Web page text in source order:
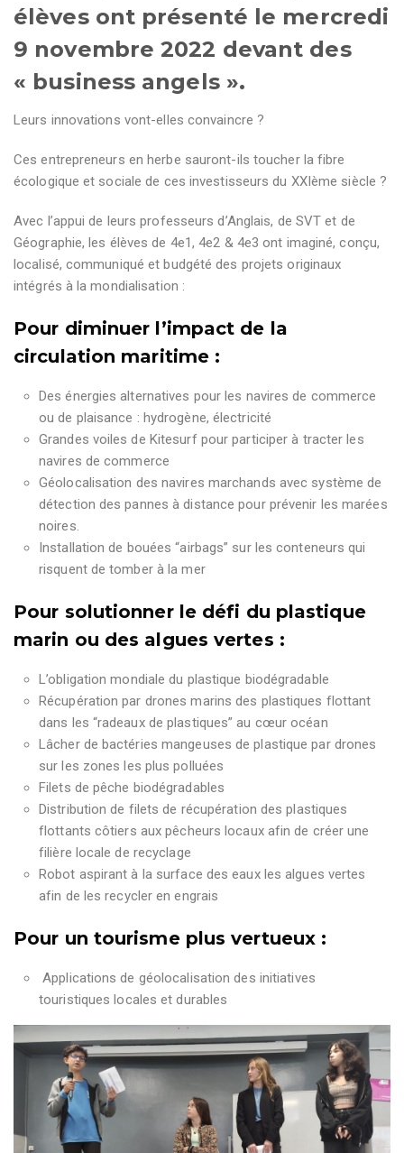
élèves ont présenté le mercredi
9 novembre 2022 devant des
« business angels ».
Leurs innovations vont-elles convaincre ?
Ces entrepreneurs en herbe sauront-ils toucher la fibre
écologique et sociale de ces investisseurs du XXIème siècle ?
Avec l’appui de leurs professeurs d’Anglais, de SVT et de
Géographie, les élèves de 4e1, 4e2 & 4e3 ont imaginé, conçu,
localisé, communiqué et budgété des projets originaux
intégrés à la mondialisation :
Pour diminuer l’impact de la
circulation maritime :
Des énergies alternatives pour les navires de commerce
ou de plaisance : hydrogène, électricité
Grandes voiles de Kitesurf pour participer à tracter les
navires de commerce
Géolocalisation des navires marchands avec système de
détection des pannes à distance pour prévenir les marées
noires.
Installation de bouées “airbags” sur les conteneurs qui
risquent de tomber à la mer
Pour solutionner le défi du plastique
marin ou des algues vertes :
L’obligation mondiale du plastique biodégradable
Récupération par drones marins des plastiques flottant
dans les “radeaux de plastiques” au cœur océan
Lâcher de bactéries mangeuses de plastique par drones
sur les zones les plus polluées
Filets de pêche biodégradables
Distribution de filets de récupération des plastiques
flottants côtiers aux pêcheurs locaux afin de créer une
filière locale de recyclage
Robot aspirant à la surface des eaux les algues vertes
afin de les recycler en engrais
Pour un tourisme plus vertueux :
Applications de géolocalisation des initiatives
touristiques locales et durables